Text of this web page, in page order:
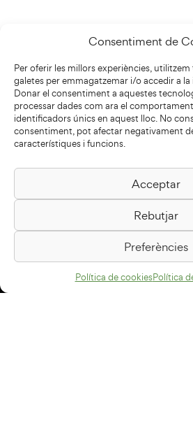
Consentiment de
Per oferir les millors experiències,
galetes per emmagatzemar i/o accedir a
Donar el consentiment a aquestes
processar dades com ara el
identificadors únics en aquest lloc. No
consentiment, pot afectar negativament
característiques i funcions.
Acceptar
Rebutjar
Preferències
Política de cookiesPolítica
Biblioteca Pilarin Bayés
Passeig de la Generalitat, 1
08500 Vic